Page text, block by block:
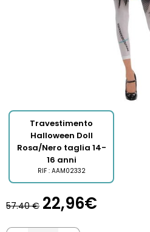
Travestimento
Halloween Doll
Rosa/Nero taglia 14-
16 anni
RIF : AAM02332
57.40 € 22,96€